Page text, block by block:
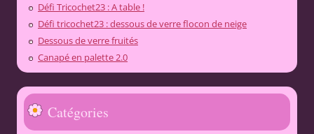
Défi Tricochet23 : A table !
Défi tricochet23 : dessous de verre flocon de neige
Dessous de verre fruités
Canapé en palette 2.0
Catégories